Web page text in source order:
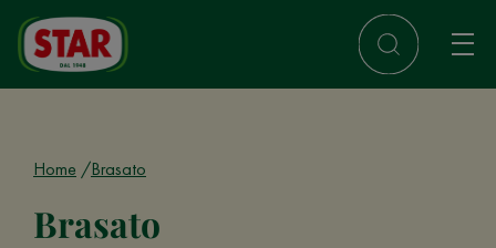
Home Brasato
Brasato